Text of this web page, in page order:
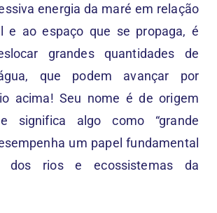
energia da maré em relação
e ao espaço que se propaga, é
grandes quantidades de
que podem avançar por
acima! Seu nome é de origem
significa algo como “grande
um papel fundamental
dos rios e ecossistemas da